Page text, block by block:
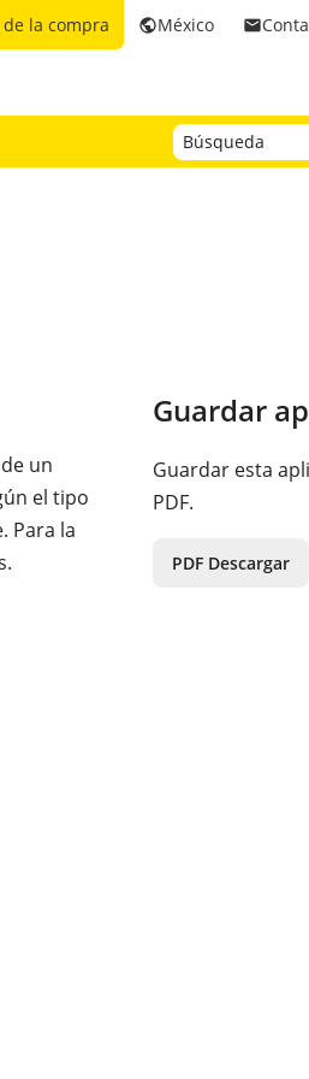
email
publicMéxico
de la compra
un
el tipo
Para la
Guardar
Guardar esta
PDF.
PDF Descargar